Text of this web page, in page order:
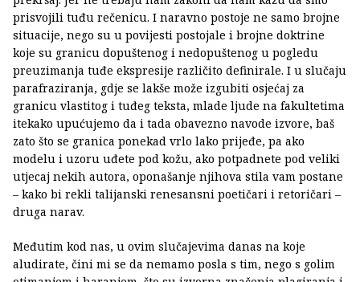
prisvojili tuđu rečenicu. I naravno postoje ne samo brojne
situacije, nego su u povijesti postojale i brojne doktrine
koje su granicu dopuštenog i nedopuštenog u pogledu
preuzimanja tuđe ekspresije različito definirale. I u slučaju
parafraziranja, gdje se lakše može izgubiti osjećaj za
granicu vlastitog i tuđeg teksta, mlade ljude na fakultetima
itekako upućujemo da i tada obavezno navode izvore, baš
zato što se granica ponekad vrlo lako prijeđe, pa ako
modelu i uzoru uđete pod kožu, ako potpadnete pod veliki
utjecaj nekih autora, oponašanje njihova stila vam postane
– kako bi rekli talijanski renesansni poetičari i retoričari –
druga narav.
Međutim kod nas, u ovim slučajevima danas na koje
aludirate, čini mi se da nemamo posla s tim, nego s golim